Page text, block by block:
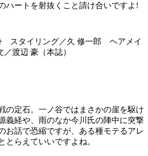
ハートを射抜くこと請け合いですよ!
スタイリング／久 修一郎 ヘアメイ
渡辺 豪（本誌）
の定石。一ノ谷ではまさかの崖を駆け
義経や、雨のなか今川氏の陣中に突撃
お話で恐縮ですが、ある種モテるアレ
とらえていいですよね。